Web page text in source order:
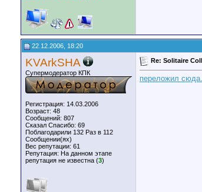
22.12.2006, 18:20
KVArkSHA
Супермодератор КПК
Регистрация: 14.03.2006
Возраст: 48
Сообщений: 807
Сказал Спасибо: 69
Поблагодарили 132 Раз в 112
Сообщении(ях)
Вес репутации: 61
Репутация: На данном этапе
репутация не известна (3)
Re: Solitaire
переложил